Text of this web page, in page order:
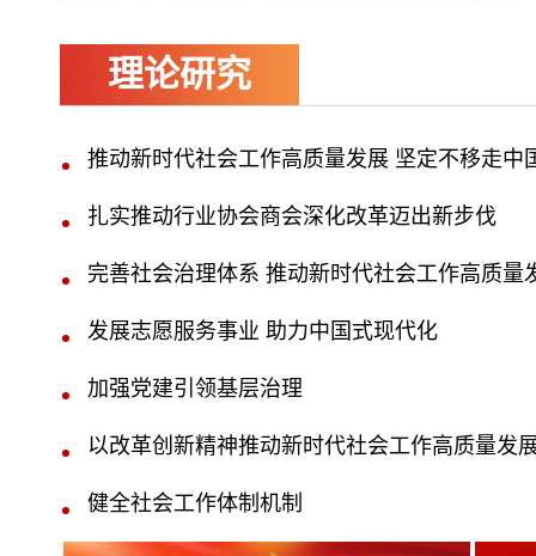
理论研究
推动新时代社会工作高质量发展 坚定不移走中
扎实推动行业协会商会深化改革迈出新步伐
完善社会治理体系 推动新时代社会工作高质量
发展志愿服务事业 助力中国式现代化
加强党建引领基层治理
以改革创新精神推动新时代社会工作高质量发
健全社会工作体制机制